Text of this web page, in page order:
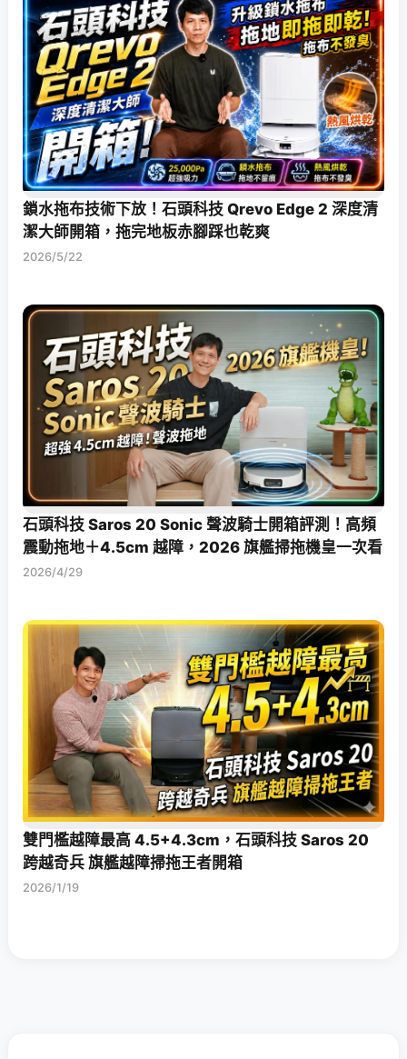
鎖水拖布技術下放！石頭科技 Qrevo Edge 2 深度清
潔大師開箱，拖完地板赤腳踩也乾爽
2026/5/22
石頭科技 Saros 20 Sonic 聲波騎士開箱評測！高頻
震動拖地＋4.5cm 越障，2026 旗艦掃拖機皇一次看
2026/4/29
雙門檻越障最高 4.5+4.3cm，石頭科技 Saros 20
跨越奇兵 旗艦越障掃拖王者開箱
2026/1/19